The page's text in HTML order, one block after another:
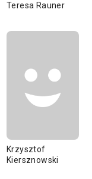
Teresa Rauner
Krzysztof
Kiersznowski